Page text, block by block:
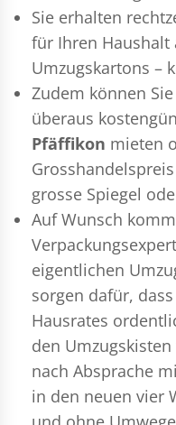
Sie erhalten
für Ihren Haushalt
Umzugskartons –
Zudem können
überaus
Pfäffikon mieten
grosse Spiegel
Auf Wunsch
eigentlichen
sorgen dafür,
Hausrates
den
nach Absprache
in den neuen vier